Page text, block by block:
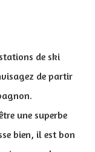
de ski
de partir
une superbe
bien, il est bon